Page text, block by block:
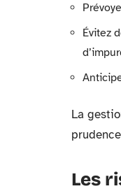
Évitez
La
Les